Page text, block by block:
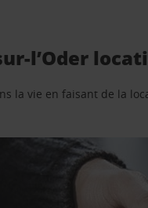
l’Oder
la vie en faisant de la